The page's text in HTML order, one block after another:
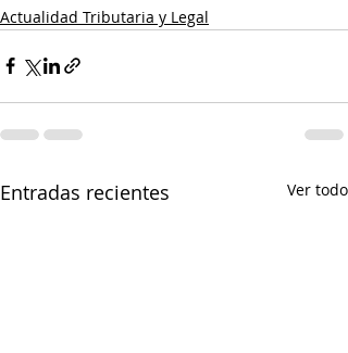
Actualidad Tributaria y Legal
Entradas recientes Ver todo